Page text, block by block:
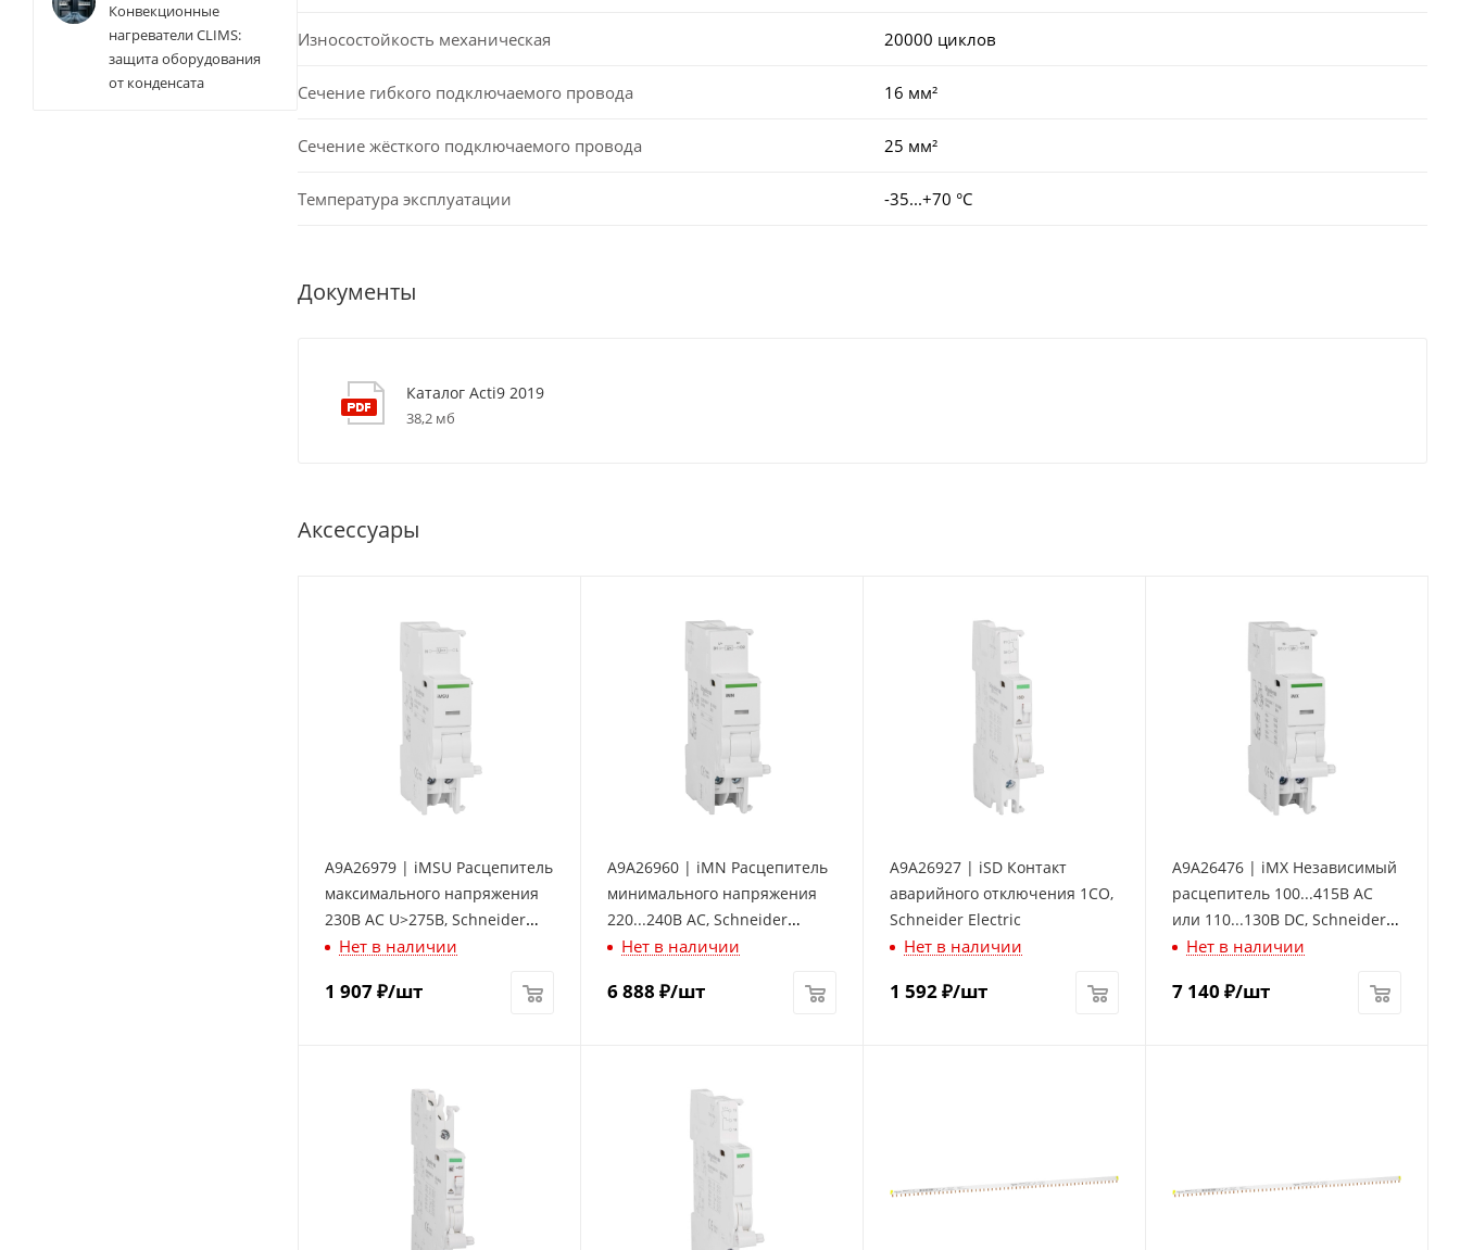
Износостойкость механическая 20000 циклов
Сечение гибкого подключаемого провода 16 мм²
Сечение жёсткого подключаемого провода 25 мм²
Температура эксплуатации -35...+70 °С
Документы
Каталог Acti9 2019
38,2 мб
Аксессуары
A9A26979 | iMSU Расцепитель
максимального напряжения
230В АС U>275В, Schneider
Electric
Нет в наличии
1 907₽/шт
A9A26960 | iMN Расцепитель
минимального напряжения
220...240В AC, Schneider
Electric
Нет в наличии
6 888 ₽/шт
A9A26927 | iSD Контакт
аварийного отключения 1СО,
Schneider Electric
Нет в наличии
1 592₽/шт
A9A26476 | iMX Независимый
расцепитель 100...415В АС
или 110...130В DC, Schneider
Electric
Нет в наличии
7 140 ₽/шт
Конвекционные
нагреватели CLIMS:
защита оборудования
от конденсата